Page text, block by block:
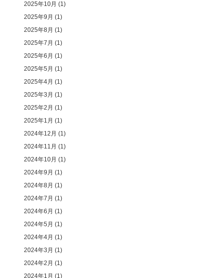
2025年10月 (1)
2025年9月 (1)
2025年8月 (1)
2025年7月 (1)
2025年6月 (1)
2025年5月 (1)
2025年4月 (1)
2025年3月 (1)
2025年2月 (1)
2025年1月 (1)
2024年12月 (1)
2024年11月 (1)
2024年10月 (1)
2024年9月 (1)
2024年8月 (1)
2024年7月 (1)
2024年6月 (1)
2024年5月 (1)
2024年4月 (1)
2024年3月 (1)
2024年2月 (1)
2024年1月 (1)